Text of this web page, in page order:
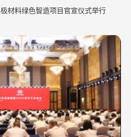
材料绿色智造项目官宣仪式举行